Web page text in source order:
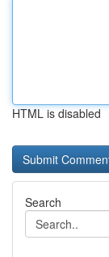
HTML is disabled
Search